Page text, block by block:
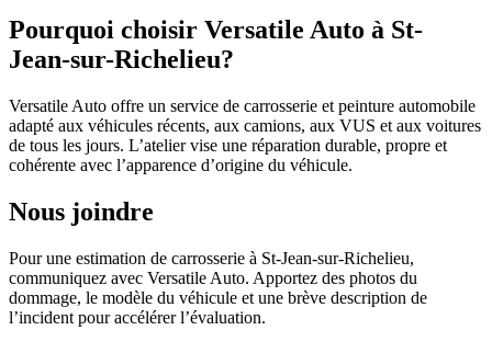
Pourquoi choisir Versatile Auto à St-
Jean-sur-Richelieu?
Versatile Auto offre un service de carrosserie et peinture automobile
adapté aux véhicules récents, aux camions, aux VUS et aux voitures
de tous les jours. L’atelier vise une réparation durable, propre et
cohérente avec l’apparence d’origine du véhicule.
Nous joindre
Pour une estimation de carrosserie à St-Jean-sur-Richelieu,
communiquez avec Versatile Auto. Apportez des photos du
dommage, le modèle du véhicule et une brève description de
l’incident pour accélérer l’évaluation.